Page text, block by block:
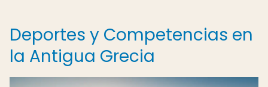
Deportes y Competencias en
la Antigua Grecia